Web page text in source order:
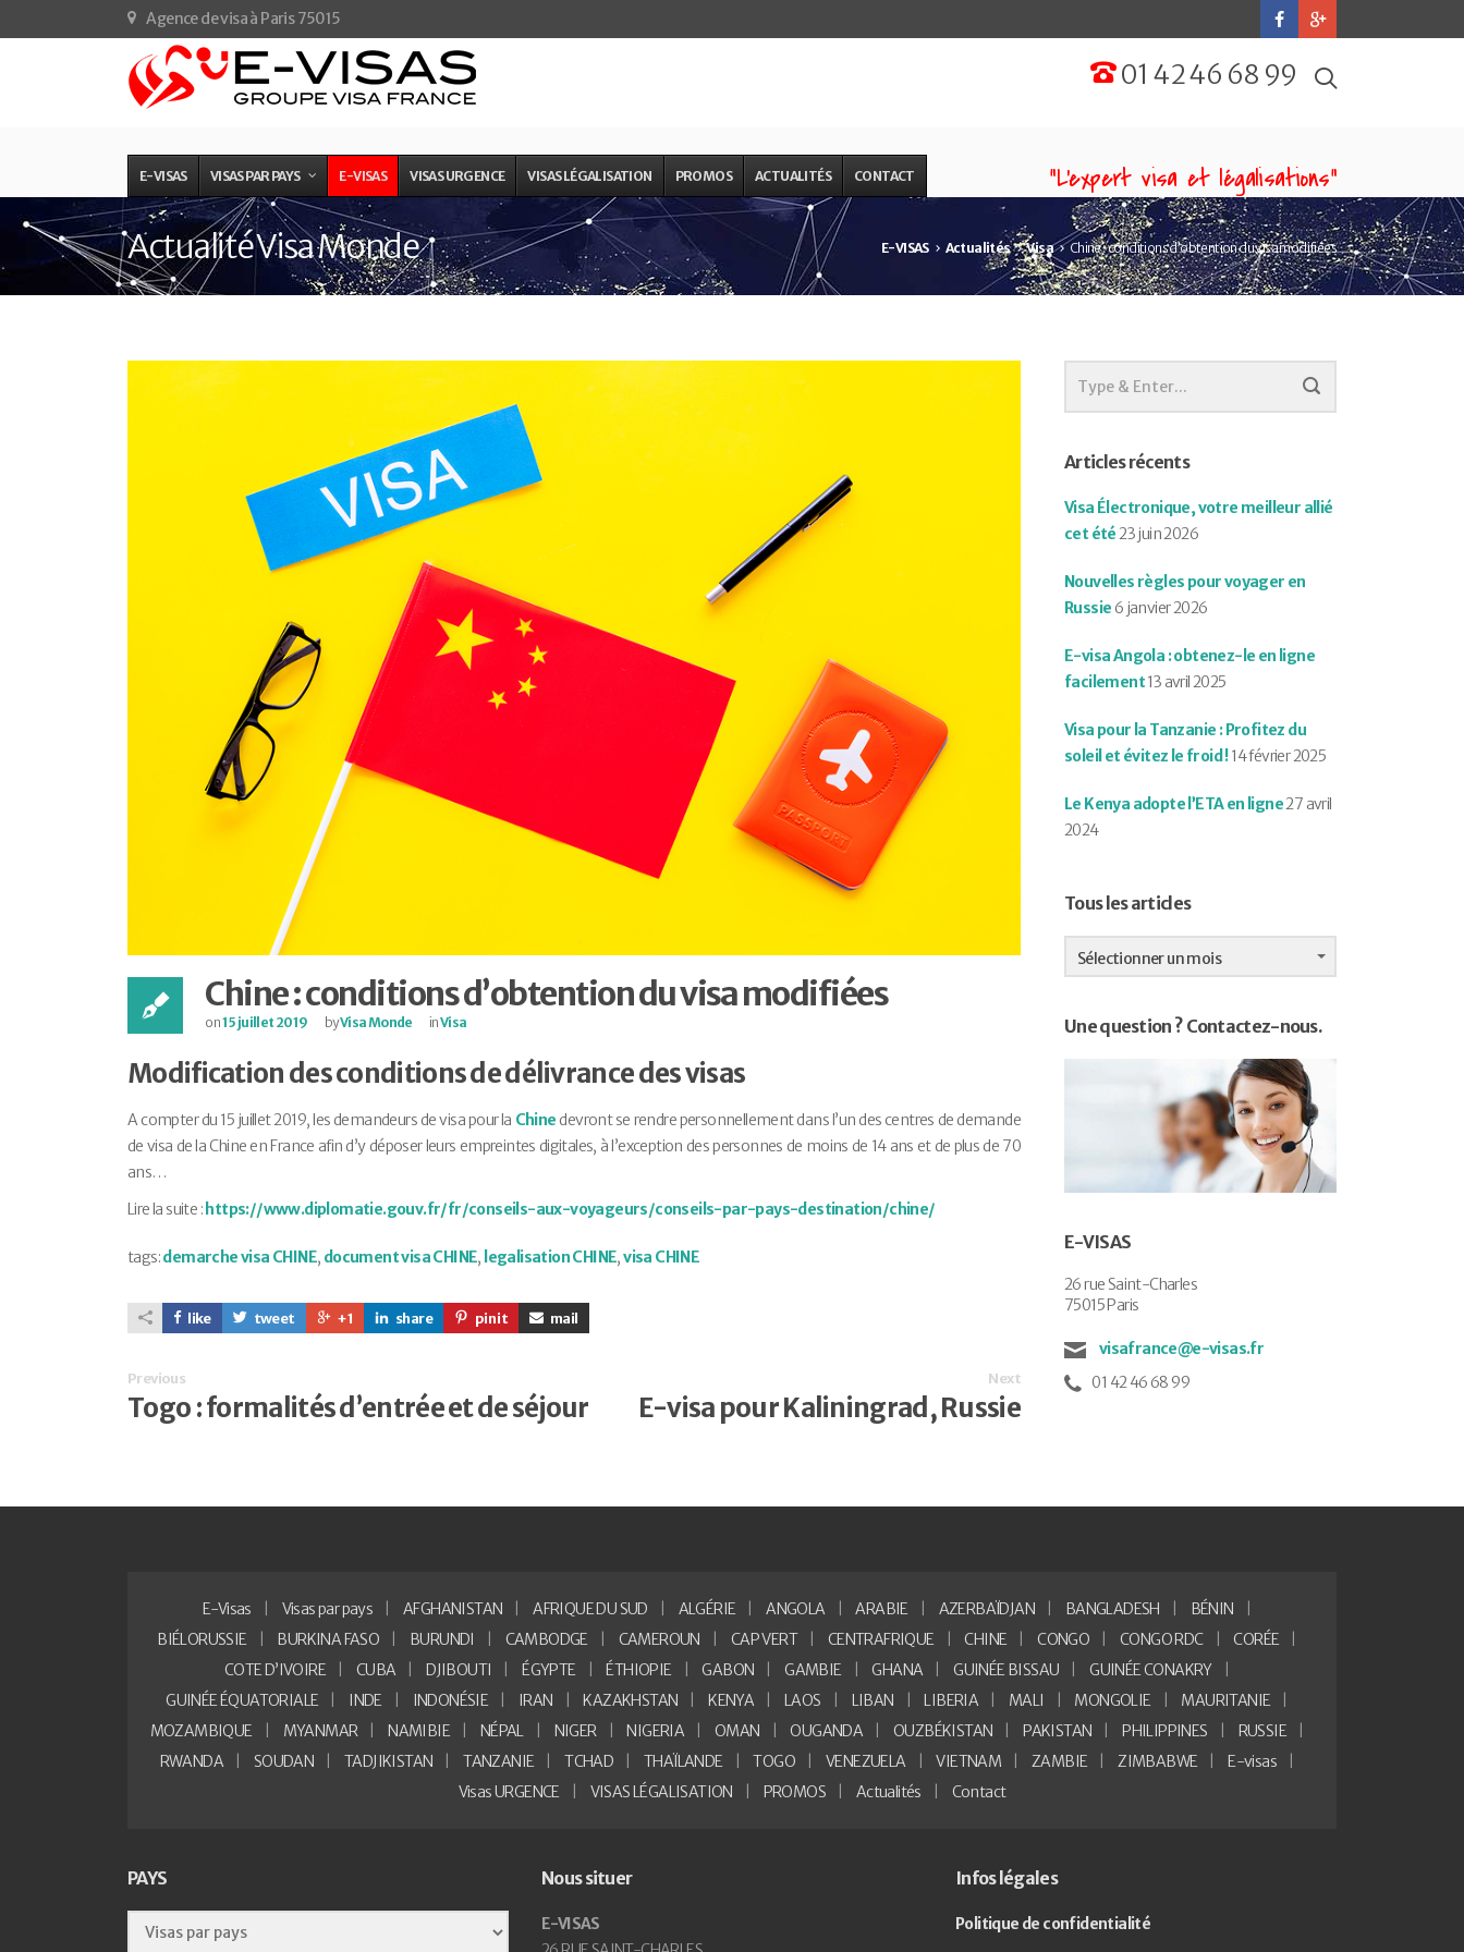
Agence de visa à Paris 75015
01 42 46 68 99
E-VISAS VISAS PAR PAYS E-VISAS VISAS URGENCE VISAS LÉGALISATION PROMOS ACTUALITÉS CONTACT “L'expert visa et légalisations”
Actualité Visa Monde E-VISAS Actualités Visa Chine : conditions d’obtention du visa modifiées
Chine : conditions d’obtention du visa modifiées
on15 juillet 2019 byVisa Monde inVisa
Modification des conditions de délivrance des visas
A compter du 15 juillet 2019, les demandeurs de visa pour la Chine devront se rendre personnellement dans l’un des centres de demande
de visa de la Chine en France afin d’y déposer leurs empreintes digitales, à l’exception des personnes de moins de 14 ans et de plus de 70
ans…
Lire la suite : https://www.diplomatie.gouv.fr/fr/conseils-aux-voyageurs/conseils-par-pays-destination/chine/
tags:demarche visa CHINE, document visa CHINE, legalisation CHINE,visa CHINE
like tweet +1 share pin it mail
Previous
Togo : formalités d’entrée et de séjour
Next
E-visa pour Kaliningrad, Russie
Articles récents
Visa Électronique, votre meilleur allié
cet été23 juin 2026
Nouvelles règles pour voyager en
Russie 6 janvier 2026
E-visa Angola : obtenez-le en ligne
facilement13 avril 2025
Visa pour la Tanzanie : Profitez du
soleil et évitez le froid !14 février 2025
Le Kenya adopte l’ETA en ligne27 avril
2024
Tous les articles
Tous
les
articles
Sélectionner un mois
Une question ? Contactez-nous.
E-VISAS
26 rue Saint-Charles
75015 Paris
visafrance@e-visas.fr
01 42 46 68 99
E-Visas Visas par pays AFGHANISTAN AFRIQUE DU SUD ALGÉRIE ANGOLA ARABIE AZERBAÏDJAN BANGLADESH
BÉNIN
BIÉLORUSSIE
BURKINA FASO BURUNDI CAMBODGE CAMEROUN CAP VERT CENTRAFRIQUE CHINE CONGO CONGO RDC
CORÉE
COTE D’IVOIRE
CUBA DJIBOUTI ÉGYPTE ÉTHIOPIE GABON GAMBIE GHANA GUINÉE BISSAU
GUINÉE CONAKRY
GUINÉE ÉQUATORIALE
INDE INDONÉSIE IRAN KAZAKHSTAN KENYA LAOS LIBAN LIBERIA MALI MONGOLIE
MAURITANIE
MOZAMBIQUE
MYANMAR NAMIBIE NÉPAL NIGER NIGERIA OMAN OUGANDA OUZBÉKISTAN PAKISTAN PHILIPPINES
RUSSIE
RWANDA
SOUDAN TADJIKISTAN TANZANIE TCHAD THAÏLANDE TOGO VENEZUELA VIETNAM ZAMBIE ZIMBABWE
E-visas
Visas URGENCE
VISAS LÉGALISATION PROMOS Actualités Contact
PAYS Nous situer
E-VISAS
Infos légales
Politique de confidentialité